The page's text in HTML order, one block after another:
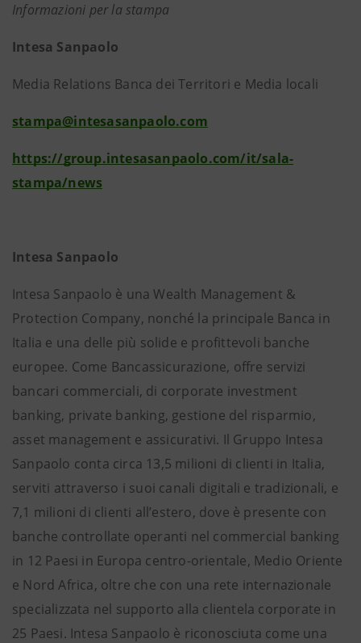
Informazioni per la stampa
Intesa Sanpaolo
Media Relations Banca dei Territori e Media locali
stampa@intesasanpaolo.com
https://group.intesasanpaolo.com/it/sala-
stampa/news
Intesa Sanpaolo
Intesa Sanpaolo è una Wealth Management &
Protection Company, nonché la principale Banca in
Italia e una delle più solide e profittevoli banche
europee. Come Bancassicurazione, offre servizi
bancari commerciali, di corporate investment
banking, private banking, gestione del risparmio,
asset management e assicurativi. Il Gruppo Intesa
Sanpaolo conta circa 13,5 milioni di clienti in Italia,
serviti attraverso i suoi canali digitali e tradizionali, e
7,1 milioni di clienti all’estero, dove è presente con
banche controllate operanti nel commercial banking
in 12 Paesi in Europa centro-orientale, Medio Oriente
e Nord Africa, oltre che con una rete internazionale
specializzata nel supporto alla clientela corporate in
25 Paesi. Intesa Sanpaolo è riconosciuta come una